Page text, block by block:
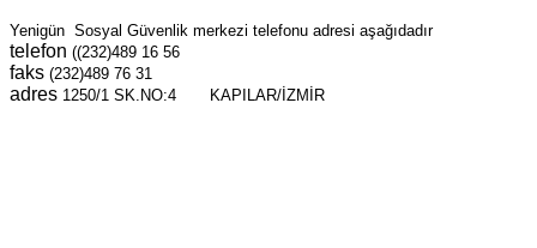
Yenigün Sosyal Güvenlik merkezi telefonu adresi aşağıdadır
telefon ((232)489 16 56
faks (232)489 76 31
adres 1250/1 SK.NO:4 KAPILAR/İZMİR